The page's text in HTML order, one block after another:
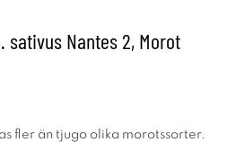
sativus Nantes 2, Morot
fler än tjugo olika morotssorter.